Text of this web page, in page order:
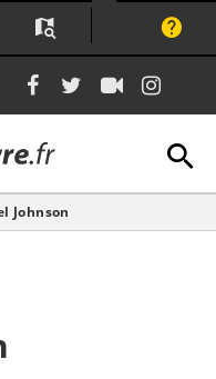
Lien
vers
le
compte
Facebook
Lien
vers
Twitter
Lien
vers
chaîne
Youtube
vers
le
Johnson